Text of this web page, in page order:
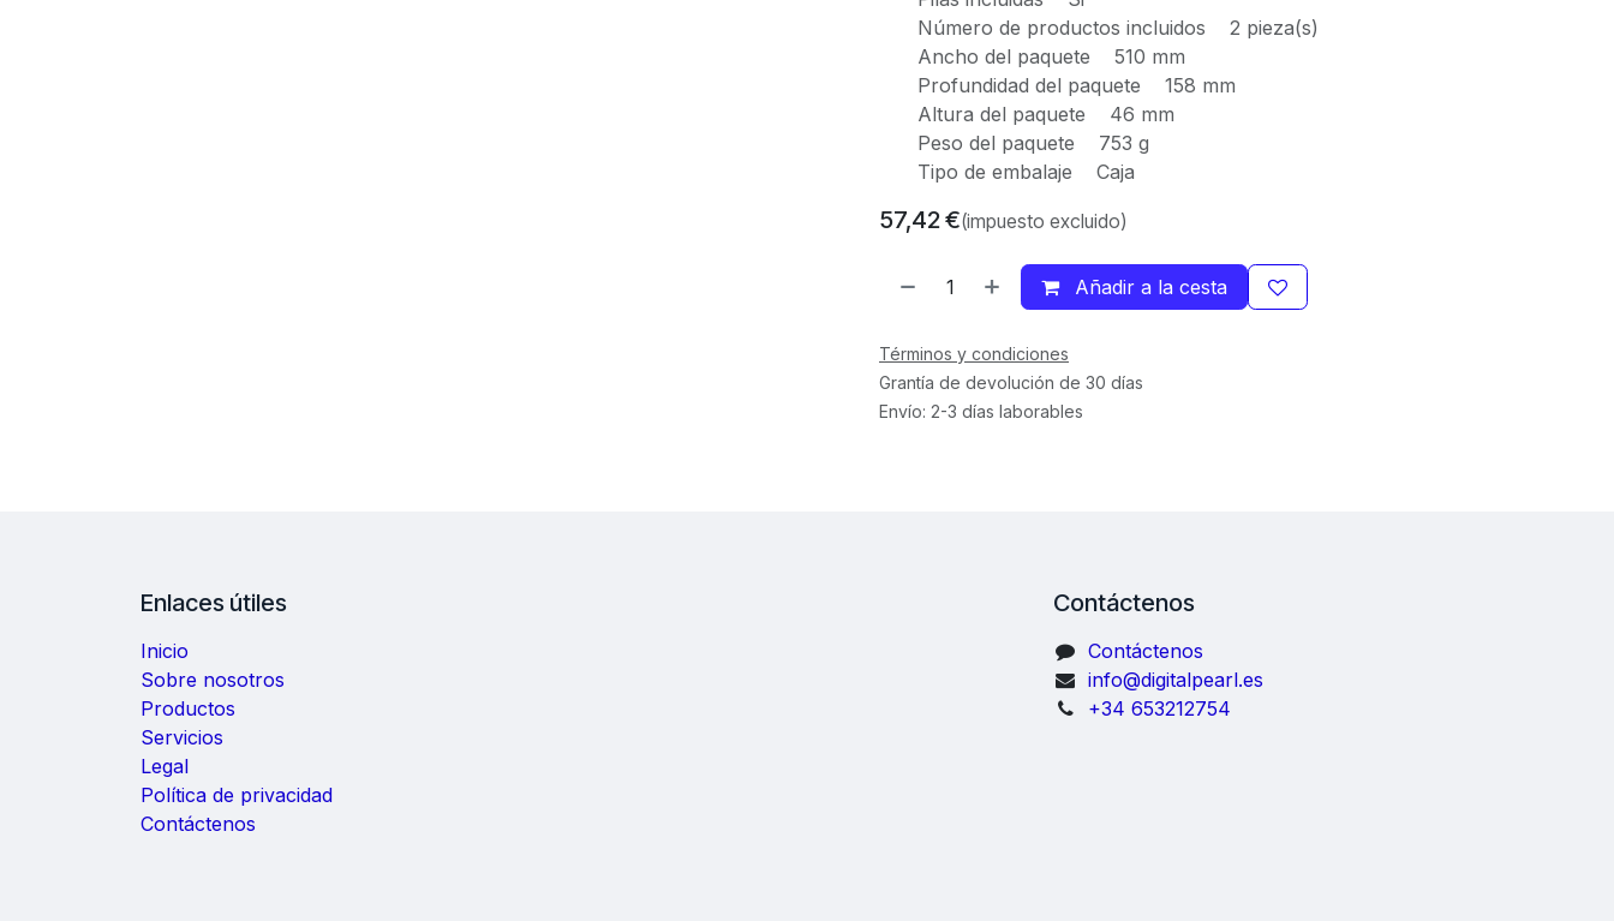
Número de productos incluidos 2 pieza(s)
Ancho del paquete 510 mm
Profundidad del paquete 158 mm
Altura del paquete 46 mm
Peso del paquete 753 g
Tipo de embalaje Caja
57,42€(impuesto excluido)
Añadir a la cesta
Términos y condiciones
Grantía de devolución de 30 días
Envío: 2-3 días laborables
Enlaces útiles
Inicio
Sobre nosotros
Productos
Servicios
Legal
Política de privacidad
Contáctenos
Contáctenos
Contáctenos
info@digitalpearl.es
+34 653212754